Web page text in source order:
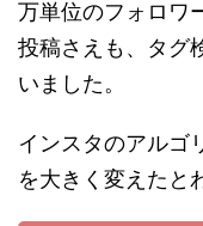
万単位のフォロワ
投稿さえも、タグ
いました。
インスタのアルゴ
を大きく変えたと